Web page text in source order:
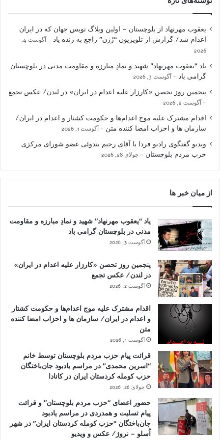
یعقوب مهرنهاد از بلوچستان – اولین وبلاگ نویس جهان که در ایران
اعدام شد/ گزارش از تلویزیون “رُژن” راجع به زنده یاد
آگوست 4,
2026
یاد “یعقوب مهرنهاد” شهید و نمادِ مبارزه و مقاومت مدنی در بلوچستان
گرامی باد
آگوست 3, 2026
پنجمین روز تحصن «کارزار علیه اعدام در ایران» در لندن/ عکس تجمع
آگوست 2, 2026
اقدام مشترک علیه موج اعدام‌ها و حکومت کشتار و اعدام در ایران/
سازمان ها و احزاب امضا کننده متن
آگوست 1, 2026
ویدیو گفتگوی رادیو فردا با آقای رحیم بندوئی عضو شورای مرکزی
حزب مردم بلوچستان
جولای 28, 2026
از میان خبر ها
یاد “یعقوب مهرنهاد” شهید و نمادِ مبارزه و مقاومت
مدنی در بلوچستان گرامی باد
آگوست 3, 2026
پنجمین روز تحصن «کارزار علیه اعدام در ایران»
در لندن/ عکس تجمع
آگوست 2, 2026
اقدام مشترک علیه موج اعدام‌ها و حکومت کشتار
و اعدام در ایران/ سازمان ها و احزاب امضا کننده
متن
آگوست 1, 2026
قرائت پیام حزب مردم بلوچستان توسط خانم
“اسرین محمدی” در مراسم یادبود جان‌باختگان
حزب کومله کردستان ایران در کانادا
جولای 26, 2026
حضور اعضای “حزب مردم بلوچستان” و قرائت
پیام تسلیت و همدردی در مراسم یادبود
جان‌باختگان “حزب کومله کردستان ایران” در شهر
اُسلو – نروژ/ عکس و ویدیو